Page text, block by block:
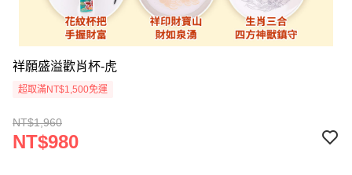
祥願盛溢歡肖杯-虎
超取滿NT$1,500免運
NT$1,960
NT$980